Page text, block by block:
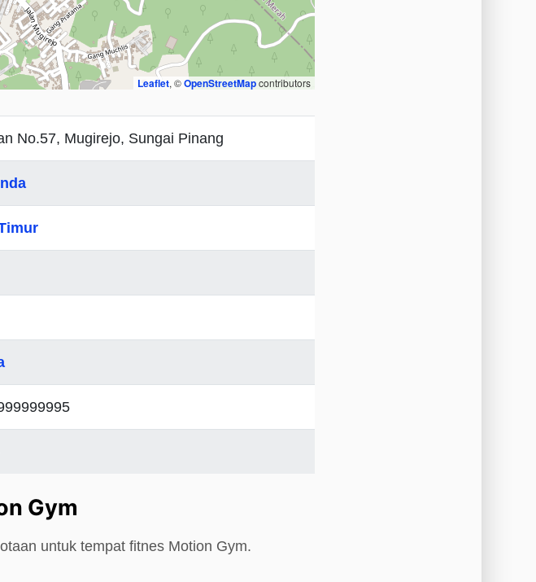
Leaflet, ©OpenStreetMapcontributors
No.57, Mugirejo, Sungai Pinang
Gym
untuk tempat fitnes Motion Gym.